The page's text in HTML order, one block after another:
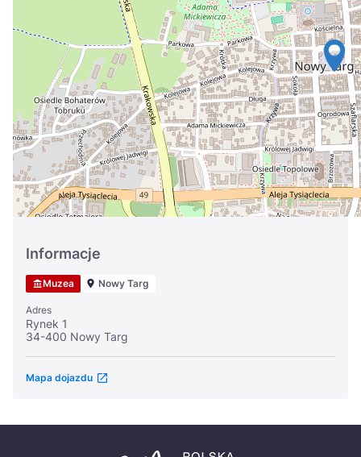
Informacje
Muzea Nowy Targ
Adres
Rynek 1
34-400 Nowy Targ
Mapa dojazdu